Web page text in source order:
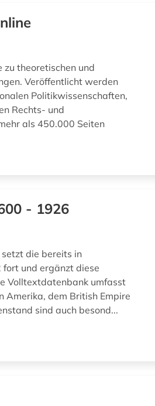
theoretischen und
Veröffentlicht werden
Politikwissenschaften,
Rechts- und
als 450.000 Seiten
- 1926
die bereits in
fort und ergänzt diese
Volltextdatenbank umfasst
Amerika, dem British Empire
sind auch besond...